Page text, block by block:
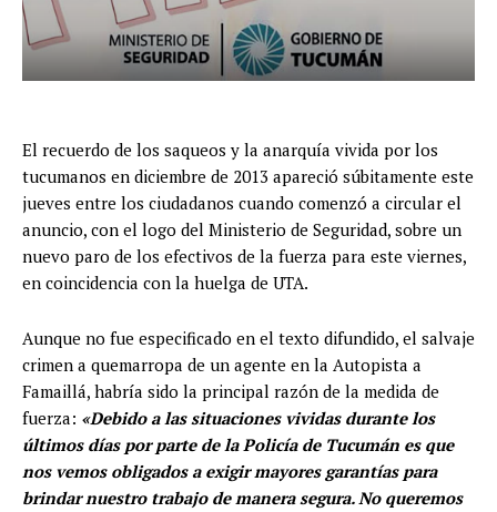
El recuerdo de los saqueos y la anarquía vivida por los
tucumanos en diciembre de 2013 apareció súbitamente este
jueves entre los ciudadanos cuando comenzó a circular el
anuncio, con el logo del Ministerio de Seguridad, sobre un
nuevo paro de los efectivos de la fuerza para este viernes,
en coincidencia con la huelga de UTA.
Aunque no fue especificado en el texto difundido, el salvaje
crimen a quemarropa de un agente en la Autopista a
Famaillá, habría sido la principal razón de la medida de
fuerza: «Debido a las situaciones vividas durante los
últimos días por parte de la Policía de Tucumán es que
nos vemos obligados a exigir mayores garantías para
brindar nuestro trabajo de manera segura. No queremos